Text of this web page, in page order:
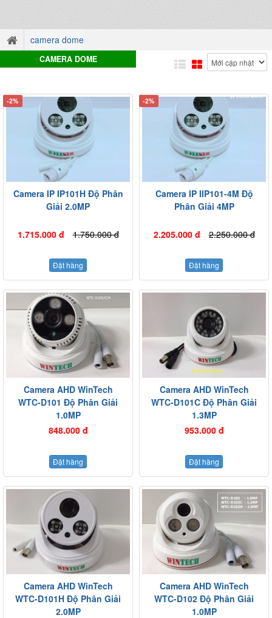
camera dome
CAMERA DOME
-2%
Camera IP IP101H Độ Phân
Giải 2.0MP
1.715.000 đ 1.750.000 đ
Đặt hàng
-2%
Camera IP IIP101-4M Độ
Phân Giải 4MP
2.205.000 đ 2.250.000 đ
Đặt hàng
Camera AHD WinTech
WTC-D101 Độ Phân Giải
1.0MP
848.000 đ
Đặt hàng
Camera AHD WinTech
WTC-D101C Độ Phân Giải
1.3MP
953.000 đ
Đặt hàng
Camera AHD WinTech
WTC-D101H Độ Phân Giải
2.0MP
Camera AHD WinTech
WTC-D102 Độ Phân Giải
1.0MP